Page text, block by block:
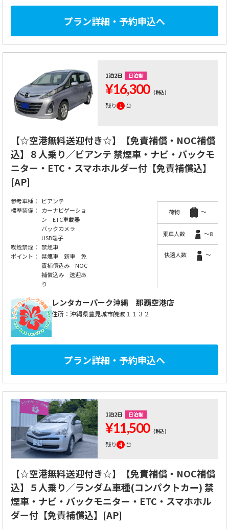
プラン詳細・予約申込へ
1泊2日 日泊制
¥16,300 (税込)
残り 1 台
【☆空港無料送迎付き☆】【免責補償・NOC補償
込】８人乗り／ビアンテ 禁煙車・ナビ・バックモ
ニター・ETC・スマホホルダー付【免責補償込】
[AP]
参考車種：
ビアンテ
標準装備：
カーナビゲーショ
ン ETC車載器
バックカメラ
USB端子
喫煙禁煙： 禁煙車
ポイント： 禁煙車 新車 免
責補償込み NOC
補償込み 送迎あ
り
荷物 ～
乗車人数 ～8
快適人数 ～
レンタカーパーク沖縄 那覇空港店
住所：沖縄県豊見城市饒波１１３２
プラン詳細・予約申込へ
1泊2日 日泊制
¥11,500 (税込)
残り 4 台
【☆空港無料送迎付き☆】【免責補償・NOC補償
込】５人乗り／ランダム車種(コンパクトカー) 禁
煙車・ナビ・バックモニター・ETC・スマホホル
ダー付【免責補償込】[AP]